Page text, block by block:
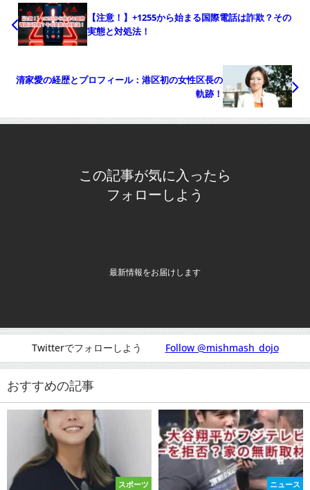
【注意！】+1255から始まる国際電話は詐欺？その
実態と対処法！
清家愛の経歴とプロフィール：港区初の女性区長の
軌跡！
この記事が気に入ったら
フォローしよう
最新情報をお届けします
Twitterでフォローしよう Follow @mishmash_dojo
おすすめの記事
スポーツ ニュース